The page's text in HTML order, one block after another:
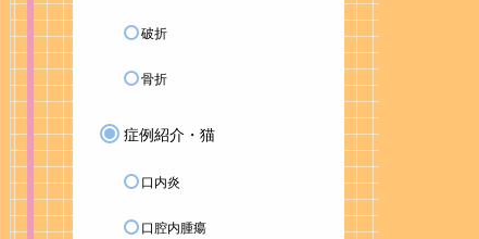
破折
骨折
症例紹介・猫
口内炎
口腔内腫瘍